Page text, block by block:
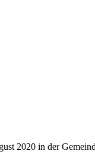
2020 in der